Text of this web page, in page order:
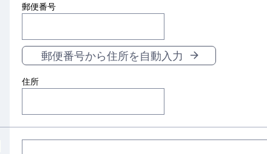
郵便番号
郵便番号から住所を自動入力
住所